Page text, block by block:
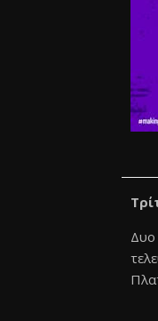
Δυο